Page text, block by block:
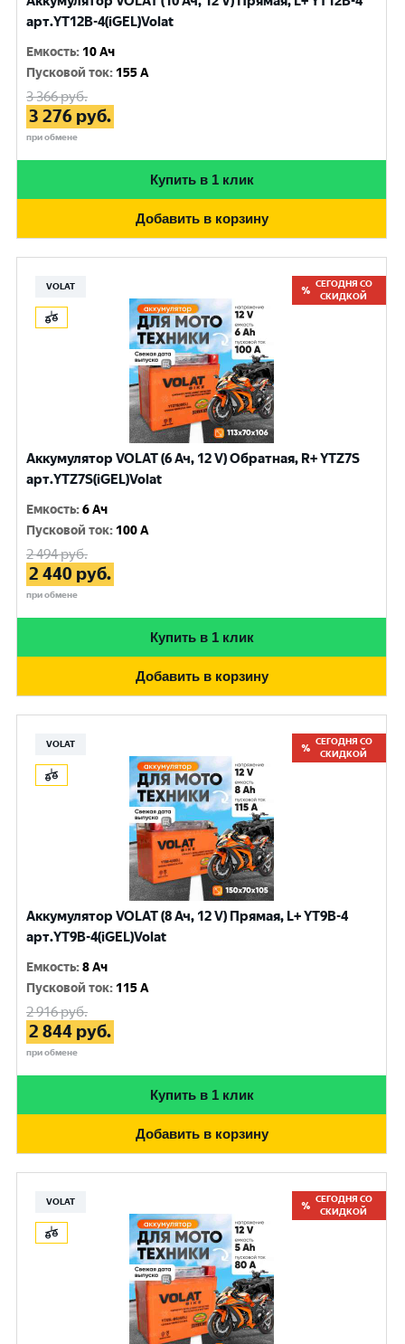
арт.YT12B-4(iGEL)Volat
Емкость: 10 Ач
Пусковой ток: 155 A
3 366руб.
3 276 руб.
при обмене
Купить в 1 клик
Добавить в корзину
VOLAT
СЕГОДНЯ СО
СКИДКОЙ
Аккумулятор VOLAT (6 Ач, 12 V) Обратная, R+ YTZ7S
арт.YTZ7S(iGEL)Volat
Емкость:6 Ач
Пусковой ток: 100 A
2 494руб.
2 440 руб.
при обмене
Купить в 1 клик
Добавить в корзину
VOLAT
СЕГОДНЯ СО
СКИДКОЙ
Аккумулятор VOLAT (8 Ач, 12 V) Прямая, L+ YT9B-4
арт.YT9B-4(iGEL)Volat
Емкость:8 Ач
Пусковой ток: 115 A
2 916руб.
2 844 руб.
при обмене
Купить в 1 клик
Добавить в корзину
VOLAT
СЕГОДНЯ СО
СКИДКОЙ